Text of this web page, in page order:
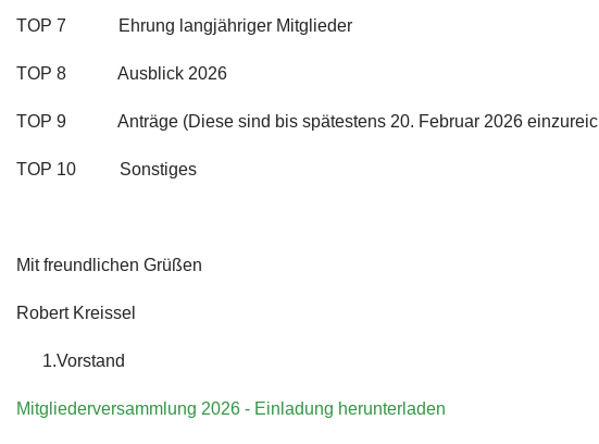
TOP 7 Ehrung langjähriger Mitglieder
TOP 8 Ausblick 2026
TOP 9 Anträge (Diese sind bis spätestens 20. Februar 2026
TOP 10 Sonstiges
Mit freundlichen Grüßen
Robert Kreissel
1.Vorstand
Mitgliederversammlung 2026 - Einladung herunterladen